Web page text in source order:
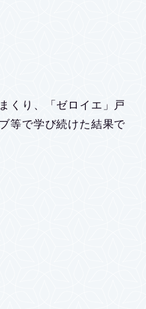
くり、「ゼロイエ」戸
等で学び続けた結果で